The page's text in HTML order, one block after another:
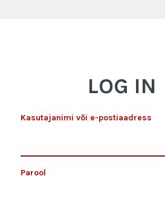
LOG IN
Kasutajanimi või e-postiaadress
Parool